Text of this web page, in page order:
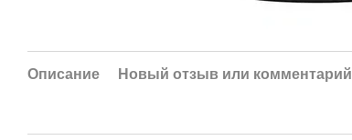
Описание Новый отзыв или комментарий